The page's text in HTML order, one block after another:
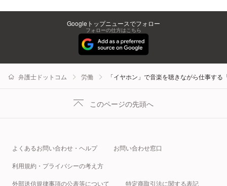
Googleトップニュースでフォロー
フォローの仕方はこちら
弁護士ドットコム 労働 「イヤホン」で音楽を聴きながら仕事す
このページの先頭へ
よくあるお問い合わせ・ヘルプ お問い合わせ窓口
利用規約・プライバシーの考え方
外部送信規律事項の公表等について 特定商取引法に関する表記